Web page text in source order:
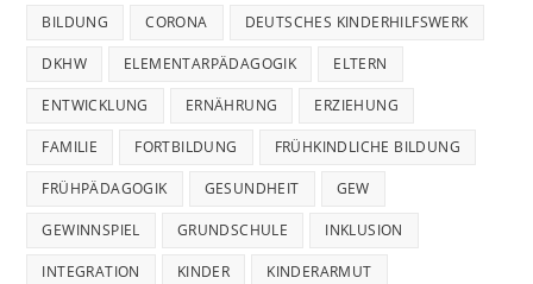
BILDUNG CORONA DEUTSCHES KINDERHILFSWERK
DKHW ELEMENTARPÄDAGOGIK ELTERN
ENTWICKLUNG ERNÄHRUNG ERZIEHUNG
FAMILIE FORTBILDUNG FRÜHKINDLICHE BILDUNG
FRÜHPÄDAGOGIK GESUNDHEIT GEW
GEWINNSPIEL GRUNDSCHULE INKLUSION
INTEGRATION KINDER KINDERARMUT